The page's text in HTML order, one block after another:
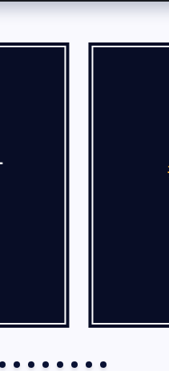
Burak PEHLİVAN